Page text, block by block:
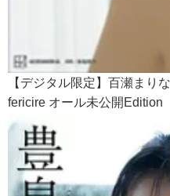
【デジタル限定】百瀬まり
fericire オール未公開Edition